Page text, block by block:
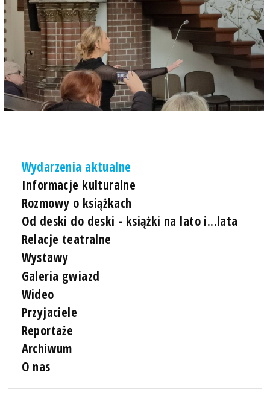
Wydarzenia aktualne
Informacje kulturalne
Rozmowy o książkach
Od deski do deski - książki na lato i...lata
Relacje teatralne
Wystawy
Galeria gwiazd
Wideo
Przyjaciele
Reportaże
Archiwum
O nas